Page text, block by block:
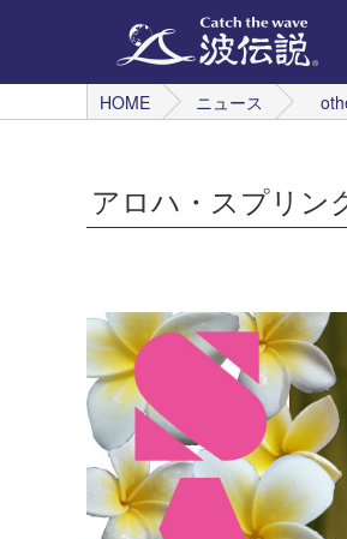
HOME
ニュース
アロハ・スプリン